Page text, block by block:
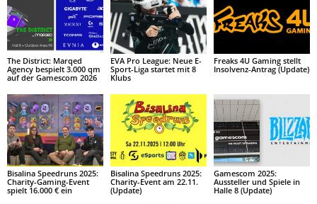
The District: Marqed
Agency bespielt 3.000 qm
auf der Gamescom 2026
EVA Pro League: Neue E-
Sport-Liga startet mit 8
Klubs
Freaks 4U Gaming stellt
Insolvenz-Antrag (Update)
Bisalina Speedruns 2025:
Charity-Gaming-Event
spielt 16.000 € ein
Bisalina Speedruns 2025:
Charity-Event am 22.11.
(Update)
Gamescom 2025:
Aussteller und Spiele in
Halle 8 (Update)